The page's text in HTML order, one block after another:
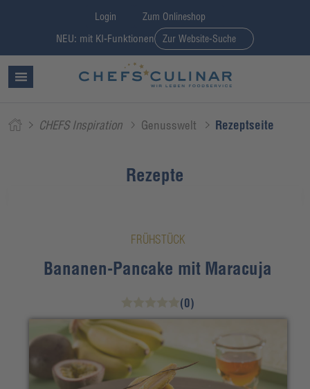
Login Zum Onlineshop
NEU: mit KI-Funktionen Zur Website-Suche
CHEFS Inspiration Genusswelt Rezeptseite
Rezepte
FRÜHSTÜCK
Bananen-Pancake mit Maracuja
(0)